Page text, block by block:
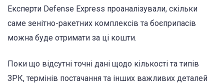
Експерти Defense Express проаналізували, скільки
саме зенітно-ракетних комплексів та боєприпасів
можна буде отримати за ці кошти.
Поки що відсутні точні дані щодо кількості та типів
ЗРК, термінів постачання та інших важливих деталей